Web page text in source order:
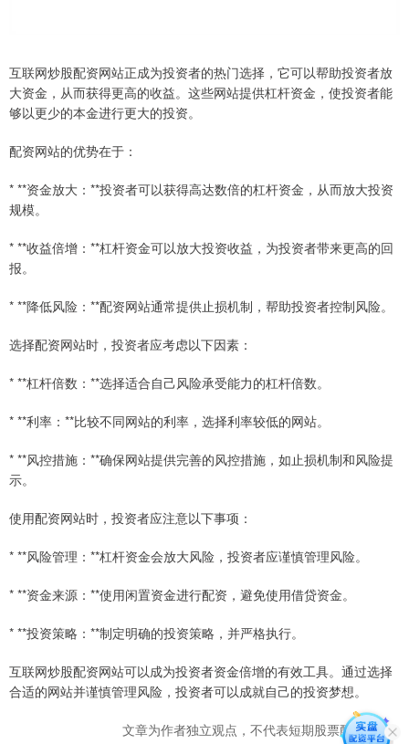
互联网炒股配资网站正成为投资者的热门选择，它可以帮助投资者放
大资金，从而获得更高的收益。这些网站提供杠杆资金，使投资者能
够以更少的本金进行更大的投资。
配资网站的优势在于：
* **资金放大：**投资者可以获得高达数倍的杠杆资金，从而放大投资
规模。
* **收益倍增：**杠杆资金可以放大投资收益，为投资者带来更高的回
报。
* **降低风险：**配资网站通常提供止损机制，帮助投资者控制风险。
选择配资网站时，投资者应考虑以下因素：
* **杠杆倍数：**选择适合自己风险承受能力的杠杆倍数。
* **利率：**比较不同网站的利率，选择利率较低的网站。
* **风控措施：**确保网站提供完善的风控措施，如止损机制和风险提
示。
使用配资网站时，投资者应注意以下事项：
* **风险管理：**杠杆资金会放大风险，投资者应谨慎管理风险。
* **资金来源：**使用闲置资金进行配资，避免使用借贷资金。
* **投资策略：**制定明确的投资策略，并严格执行。
互联网炒股配资网站可以成为投资者资金倍增的有效工具。通过选择
合适的网站并谨慎管理风险，投资者可以成就自己的投资梦想。
文章为作者独立观点，不代表短期股票配资观点